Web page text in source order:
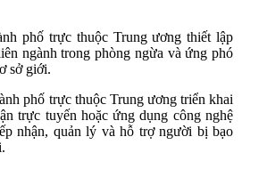
phố trực thuộc Trung ương thiết lập
ngành trong phòng ngừa và ứng phó
sở giới.
phố trực thuộc Trung ương triển khai
trực tuyến hoặc ứng dụng công nghệ
nhận, quản lý và hỗ trợ người bị bạo